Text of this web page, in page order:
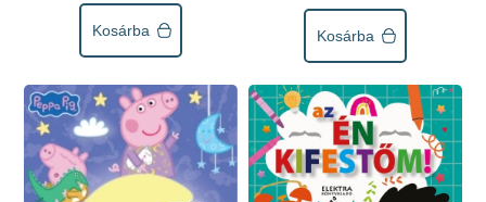
Kosárba Kosárba